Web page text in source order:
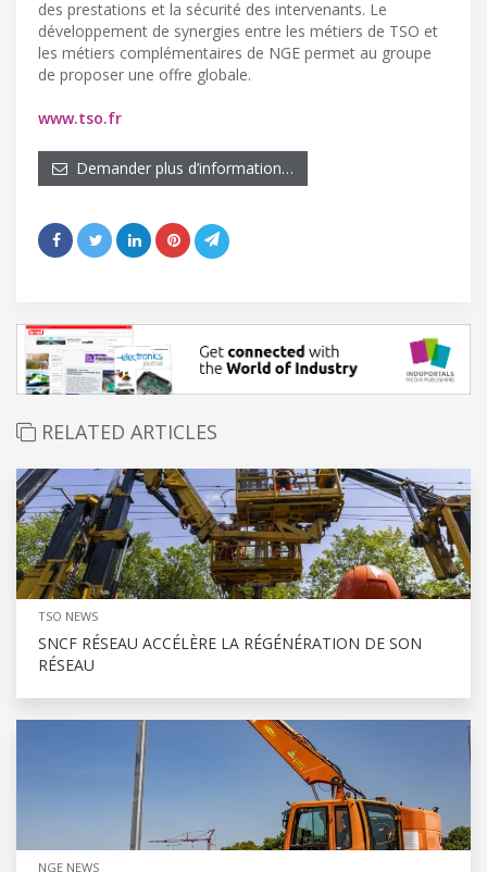
des prestations et la sécurité des intervenants. Le
développement de synergies entre les métiers de TSO et
les métiers complémentaires de NGE permet au groupe
de proposer une offre globale.
www.tso.fr
Demander plus d’information…
RELATED ARTICLES
TSO NEWS
SNCF RÉSEAU ACCÉLÈRE LA RÉGÉNÉRATION DE SON
RÉSEAU
NGE NEWS